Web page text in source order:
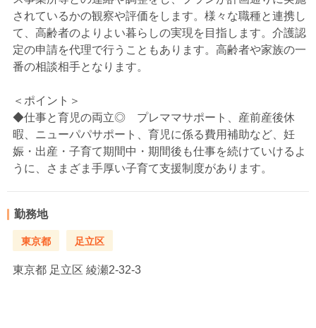
されているかの観察や評価をします。様々な職種と連携し
て、高齢者のよりよい暮らしの実現を目指します。介護認
定の申請を代理で行うこともあります。高齢者や家族の一
番の相談相手となります。
＜ポイント＞
◆仕事と育児の両立◎ プレママサポート、産前産後休
暇、ニューパパサポート、育児に係る費用補助など、妊
娠・出産・子育て期間中・期間後も仕事を続けていけるよ
うに、さまざま手厚い子育て支援制度があります。
勤務地
東京都 足立区
東京都 足立区 綾瀬2-32-3